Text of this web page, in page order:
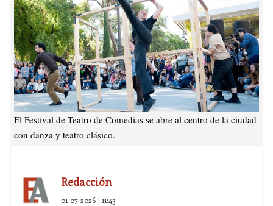
El Festival de Teatro de Comedias se abre al centro de la ciudad
con danza y teatro clásico.
Redacción
01-07-2026 | 11:43